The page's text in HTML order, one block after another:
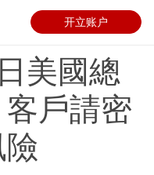
开立账户
美國總
戶請密